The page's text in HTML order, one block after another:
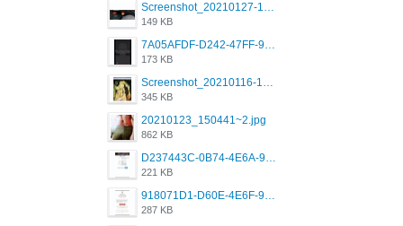
Screenshot_20210127-191056_Grindr.jpg
149 KB
7A05AFDF-D242-47FF-9F52-60B003D0167B.jpeg
173 KB
Screenshot_20210116-102820.jpg
345 KB
20210123_150441~2.jpg
862 KB
D237443C-0B74-4E6A-9382-A5F8DA2912A9.jpeg
221 KB
918071D1-D60E-4E6F-98FD-789350930259.jpeg
287 KB